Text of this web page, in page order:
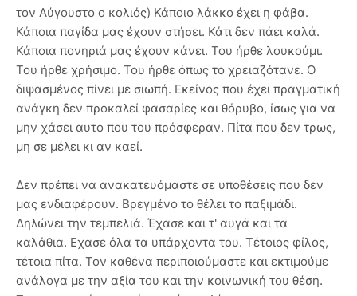
τον Αύγουστο ο κολιός) Κάποιο λάκκο έχει η φάβα.
Κάποια παγίδα μας έχουν στήσει. Κάτι δεν πάει καλά.
Κάποια πονηριά μας έχουν κάνει. Του ήρθε λουκούμι.
Του ήρθε χρήσιμο. Του ήρθε όπως το χρειαζότανε. Ο
διψασμένος πίνει με σιωπή. Εκείνος που έχει πραγματική
ανάγκη δεν προκαλεί φασαρίες και θόρυβο, ίσως για να
μην χάσει αυτο που του πρόσφεραν. Πίτα που δεν τρως,
μη σε μέλει κι αν καεί.
Δεν πρέπει να ανακατευόμαστε σε υποθέσεις που δεν
μας ενδιαφέρουν. Βρεγμένο το θέλει το παξιμάδι.
Δηλώνει την τεμπελιά. Έχασε και τ' αυγά και τα
καλάθια. Εχασε όλα τα υπάρχοντα του. Τέτοιος φίλος,
τέτοια πίτα. Τον καθένα περιποιούμαστε και εκτιμούμε
ανάλογα με την αξία του και την κοινωνική του θέση.